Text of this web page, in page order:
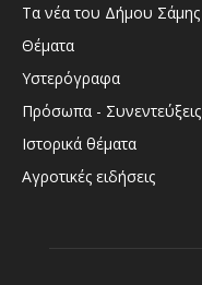
Τα νέα του Δήμου Σάμης
Θέματα
Υστερόγραφα
Πρόσωπα - Συνεντεύξεις
Ιστορικά θέματα
Αγροτικές ειδήσεις